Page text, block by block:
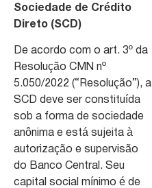
Sociedade de Crédito
Direto (SCD)
De acordo com o art. 3º da
Resolução CMN nº
5.050/2022 (“Resolução”), a
SCD deve ser constituída
sob a forma de sociedade
anônima e está sujeita à
autorização e supervisão
do Banco Central. Seu
capital social mínimo é de